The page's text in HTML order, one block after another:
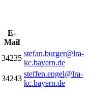
E-
Mail
34235
stefan.burger@lra-
kc.bayern.de
34243
steffen.engel@lra-
kc.bayern.de